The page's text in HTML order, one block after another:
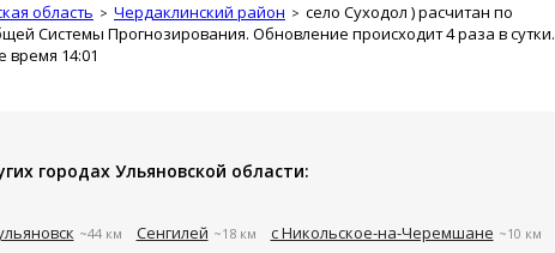
область Чердаклинский район село Суходол ) расчитан по
Системы Прогнозирования. Обновление происходит 4 раза в сутки.
время 14:01
городах Ульяновской области:
~44 км Сенгилей ~18 км с Никольское-на-Черемшане ~10 км